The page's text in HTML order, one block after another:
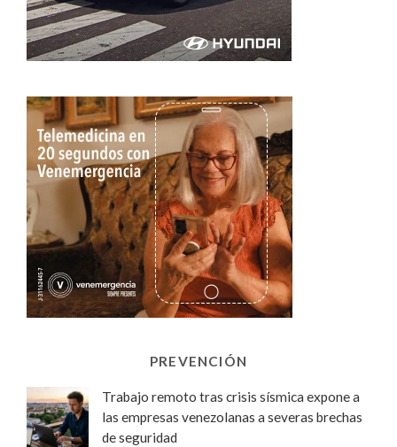
PREVENCIÓN
Trabajo remoto tras crisis sísmica expone a
las empresas venezolanas a severas brechas
de seguridad